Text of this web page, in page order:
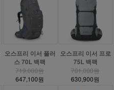
오스프리 이서 플러
스 70L 백팩
719,000원
647,100원
오스프리 이서 프로
75L 백팩
701,000원
630,900원